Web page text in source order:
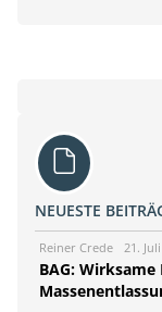
NEUESTE
Reiner Crede 21.
BAG: